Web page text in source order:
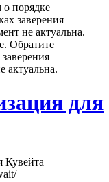
порядке
заверения
не актуальна.
Обратите
актуальна.
для
Кувейта —